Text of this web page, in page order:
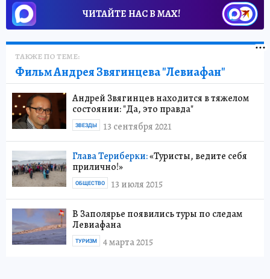
ЧИТАЙТЕ НАС В МАХ!
ТАКЖЕ ПО ТЕМЕ:
Фильм Андрея Звягинцева "Левиафан"
Андрей Звягинцев находится в тяжелом
состоянии: "Да, это правда"
13 сентября 2021
ЗВЕЗДЫ
Глава Териберки:«Туристы, ведите себя
прилично!»
13 июля 2015
ОБЩЕСТВО
В Заполярье появились туры по следам
Левиафана
4 марта 2015
ТУРИЗМ